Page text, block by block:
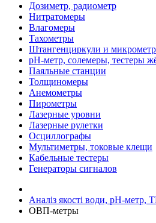
Дозиметр, радиометр
Нитратомеры
Влагомеры
Тахометры
Штангенциркули и
pH-метр, солемеры, тестеры
Паяльные станции
Толщиномеры
Анемометры
Пирометры
Лазерные уровни
Лазерные рулетки
Осциллографы
Мультиметры, токовые клещи
Кабельные тестеры
Генераторы сигналов
Аналіз якості води, pH-
ОВП-метры